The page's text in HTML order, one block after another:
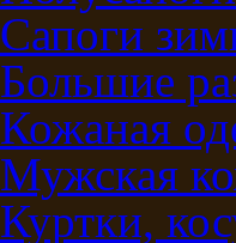
Сапоги
Большие
Кожаная
Мужская
Куртки,